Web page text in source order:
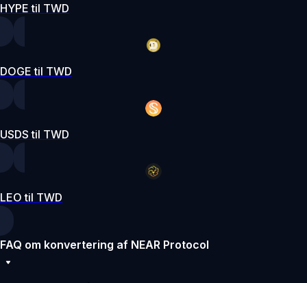
HYPE til TWD
DOGE til TWD
USDS til TWD
LEO til TWD
FAQ om konvertering af NEAR Protocol